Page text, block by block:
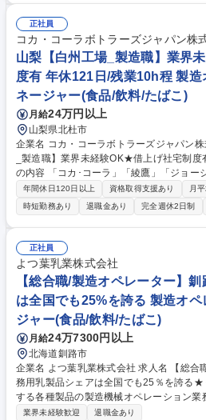
要です。医薬品製造を通じて社会貢献し
応募ください！ 【働き方】1週間ごとに早
し、生活リズムが取りやすい環境です。
加に伴い人員強化 募集職種 【千葉/医薬品製造担当】クリーンルーム内業
務/業界未経験歓迎/借り上げ社宅有
正社員
コカ・コーラボトラーズジャパン株
山梨【白州工場_製造職】業界
度有 年休121日/残業10h程 製
ネージャー(食品/飲料/たばこ)
月給24万円以上
山梨県北杜市
企業名 コカ・コーラボトラーズジャパン株式会社 求人名 山梨
_製造職】業界未経験OK★借上げ社宅制度有
の内容 「コカ･コーラ」「綾鷹」「ジョー
運営を担っていただきます。安全性･高品
等、自身が興味あるプロジェクトにも参画
す。 ＜具体的には＞ ■自社製品製造時における規格管理 ■省人化,自働化の
進む最新機器を始めとした製造ラインの
ンス業務 ■生産効率やエネルギー効率向上
改造のリード ■新製品開発や新技術導入時
の構築及び検証 ■各機械毎に頻度に準じた
準じたサニテーション(洗浄)の実施,生産設備の維持
【白州工場_製造職】業界未経験OK★借上
10h程
年間休日120日以上 資格取得支援あり
月
時短勤務あり
退職金あり 完全週休2日制
正社員
よつ葉乳業株式会社
【総合職/製造オペレーター】
は全国でも25%を誇る 製造オ
ジャー(食品/飲料/たばこ)
月給24万7300円以上
北海道釧路市
企業名 よつ葉乳業株式会社 求人名 【総合職/製造オペレーター】釧路★業
務用乳製品シェアは全国でも25％を誇る★ 仕事の内容 ■よつ葉乳業が製造
する各種製品の製造機械オペレーション
粉乳、生クリームや牛乳の製造機械オペレーシ
業界未経験歓迎 退職金あり